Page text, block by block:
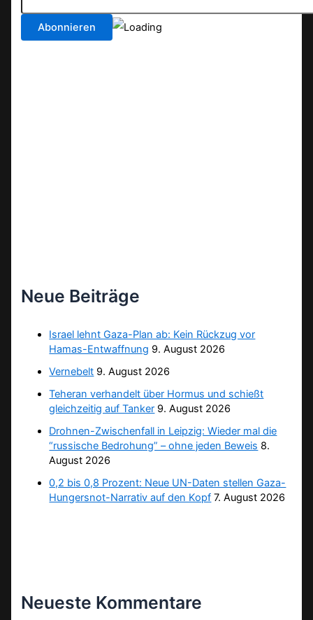
Neue Beiträge
Israel lehnt Gaza-Plan ab: Kein Rückzug vor
Hamas-Entwaffnung 9. August 2026
Vernebelt 9. August 2026
Teheran verhandelt über Hormus und schießt
gleichzeitig auf Tanker 9. August 2026
Drohnen-Zwischenfall in Leipzig: Wieder mal die
“russische Bedrohung” – ohne jeden Beweis 8.
August 2026
0,2 bis 0,8 Prozent: Neue UN-Daten stellen Gaza-
Hungersnot-Narrativ auf den Kopf 7. August 2026
Neueste Kommentare